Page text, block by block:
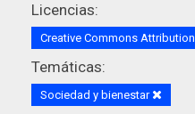
Licencias:
Creative Commons Attribution
Temáticas:
Sociedad y bienestar